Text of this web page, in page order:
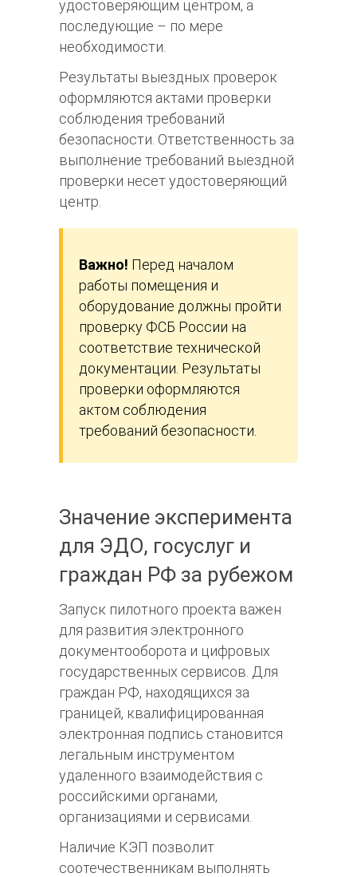
удостоверяющим центром, а
последующие – по мере
необходимости.
Результаты выездных проверок
оформляются актами проверки
соблюдения требований
безопасности. Ответственность за
выполнение требований выездной
проверки несет удостоверяющий
центр.
Важно! Перед началом
работы помещения и
оборудование должны пройти
проверку ФСБ России на
соответствие технической
документации. Результаты
проверки оформляются
актом соблюдения
требований безопасности.
Значение эксперимента
для ЭДО, госуслуг и
граждан РФ за рубежом
Запуск пилотного проекта важен
для развития электронного
документооборота и цифровых
государственных сервисов. Для
граждан РФ, находящихся за
границей, квалифицированная
электронная подпись становится
легальным инструментом
удаленного взаимодействия с
российскими органами,
организациями и сервисами.
Наличие КЭП позволит
соотечественникам выполнять